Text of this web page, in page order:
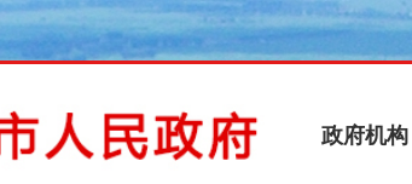
政府机构